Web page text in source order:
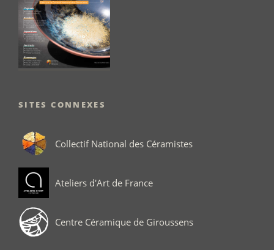
SITES CONNEXES
Collectif National des Céramistes
Ateliers d'Art de France
Centre Céramique de Giroussens